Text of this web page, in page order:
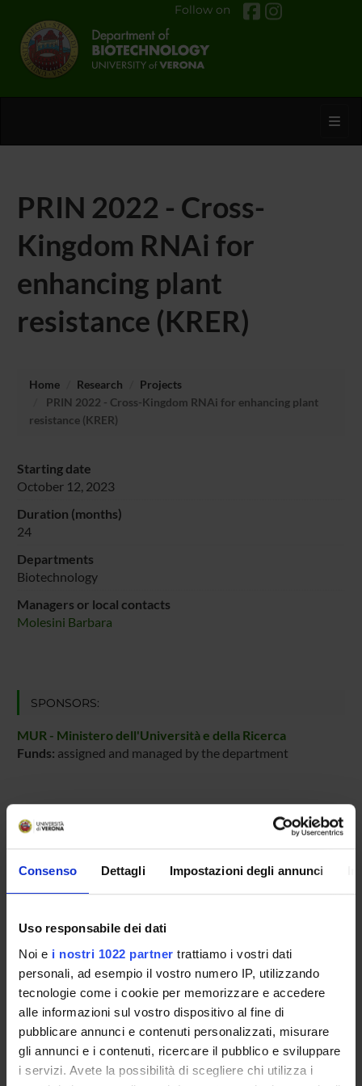
Consenso Dettagli Impostazioni degli annunci
Uso responsabile dei dati
Noi e i nostri 1022 partner trattiamo i vostri dati
personali, ad esempio il vostro numero IP, utilizzando
tecnologie come i cookie per memorizzare e accedere
alle informazioni sul vostro dispositivo al fine di
pubblicare annunci e contenuti personalizzati, misurare
gli annunci e i contenuti, ricercare il pubblico e sviluppare
i servizi. Avete la possibilità di scegliere chi utilizza i
Follow on
PRIN 2022 - Cross-
Kingdom RNAi for
enhancing plant
resistance (KRER)
Home Research
Projects
PRIN 2022 - Cross-Kingdom RNAi for enhancing plant
resistance (KRER)
Starting date
October 12, 2023
Duration (months)
24
Departments
Biotechnology
Managers or local contacts
Molesini Barbara
SPONSORS:
MUR - Ministero dell'Università e della Ricerca
Funds: assigned and managed by the department
PROJECT PARTICIPANTS
Associate Professor
RESEARCH AREAS INVOLVED IN THE PROJECT
Biotecnologie vegetali
Agriculture related to crop production, soil biology and
Biologia, fisiologia e biochimica delle piante
Molecular genetics, reverse genetics and RNAi